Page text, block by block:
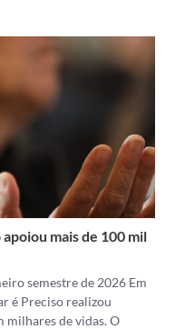
mais de 100 mil
semestre de 2026 Em
é Preciso realizou
milhares de vidas. O